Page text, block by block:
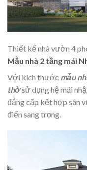
Thiết kế nhà vườn 4
Mẫu nhà 2 tầng mái
Với kích thước mẫu
thờsử dụng hệ mái
đẳng cấp kết hợp sân
điển sang trọng.